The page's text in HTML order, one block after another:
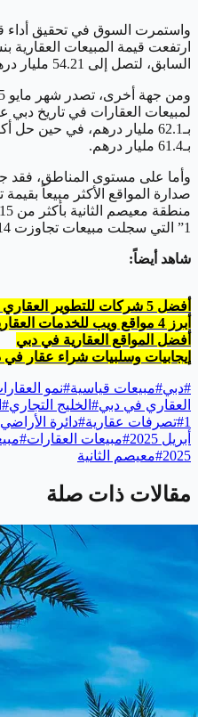
السابق، لتصل إلى 54.21 مليار درهم عبر 16,303 صفقة.
بـ61.4 مليار درهم.
وأما على مستوى المناطق، فقد
1” التي سجلت مبيعات تجاوزت 14 مليار درهم.
شاهد أيضاً:
أفضل 5 شركات للتطوير العقاري في دبي 2024
أبرز 4 مواقع ويب للخدمات العقارية لعام 2024 في دبي
أفضل المواقع العقارية في دبي
إيجابيات وسلبيات شراء عقار في
#دبي#مبيعات قياسية#نمو
العقاري في دبي# الخليج التجاري#
1
#تصرفات عقارية#دائرة
أبريل 2025
#مبيعات العقارات#
2025
#معيصم الثانية
مقالات ذات صلة